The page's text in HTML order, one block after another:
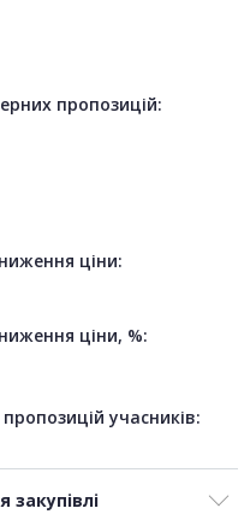
пропозицій:
ціни:
ціни, %:
учасників: